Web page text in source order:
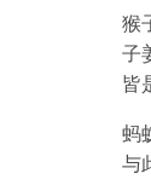
猴
子
皆
蚂
与